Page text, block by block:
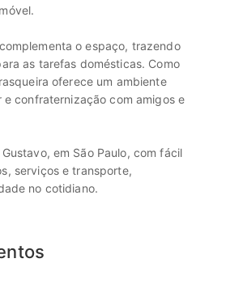
o espaço, trazendo
as tarefas domésticas. Como
oferece um ambiente
confraternização com amigos e
em São Paulo, com fácil
serviços e transporte,
no cotidiano.